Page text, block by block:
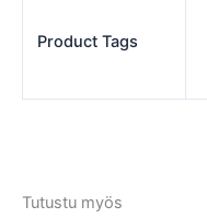
Product Tags
Tutustu myös